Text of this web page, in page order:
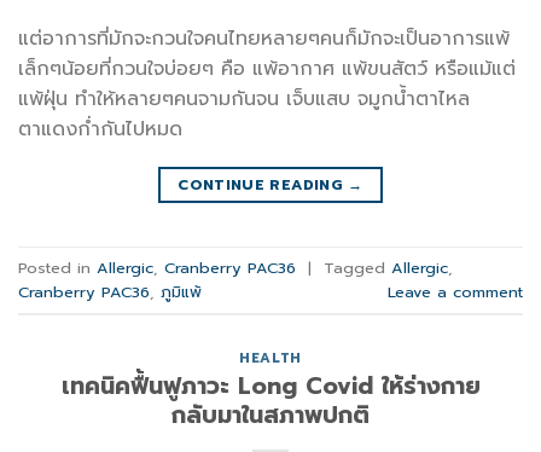
แต่อาการที่มักจะกวนใจคนไทยหลายๆคนก็มักจะเป็นอาการแพ้
เล็กๆน้อยที่กวนใจบ่อยๆ คือ แพ้อากาศ แพ้ขนสัตว์ หรือแม้แต่
แพ้ฝุ่น ทำให้หลายๆคนจามกันจน เจ็บแสบ จมูกน้ำตาไหล
ตาแดงก่ำกันไปหมด
CONTINUE READING →
Posted in Allergic Cranberry PAC36 | Tagged Allergic
Cranberry PAC36 ภูมิแพ้ Leave a comment
HEALTH
เทคนิคฟื้นฟูภาวะ Long Covid ให้ร่างกาย
กลับมาในสภาพปกติ